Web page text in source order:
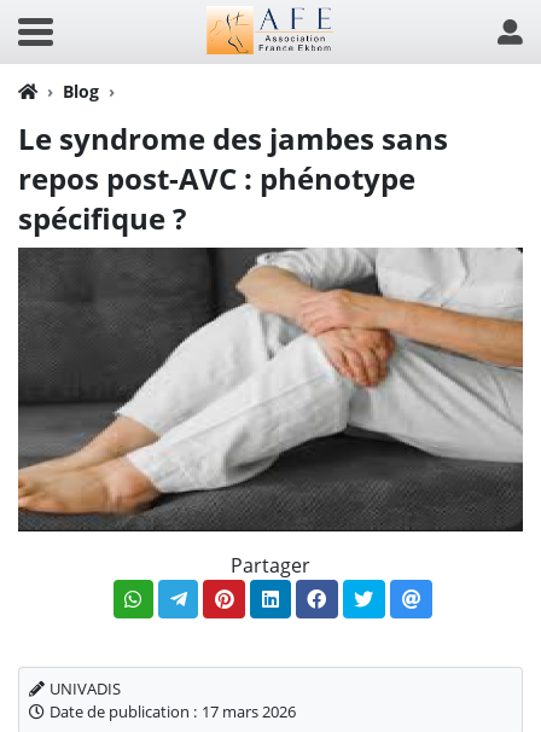
Blog
Le syndrome des jambes sans
repos post-AVC : phénotype
spécifique ?
Partager
UNIVADIS
Date de publication : 17 mars 2026